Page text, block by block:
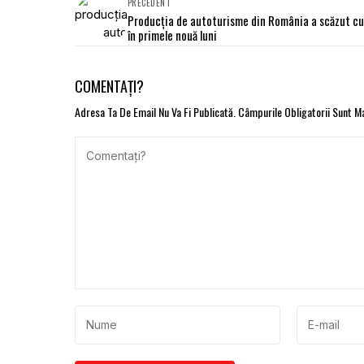
Producţia de autoturisme din România a scăzut
în primele nouă luni
COMENTAȚI?
Adresa Ta De Email Nu Va Fi Publicată. Câmpurile Obligatorii Sunt